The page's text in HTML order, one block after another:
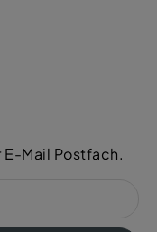
Mail Postfach.